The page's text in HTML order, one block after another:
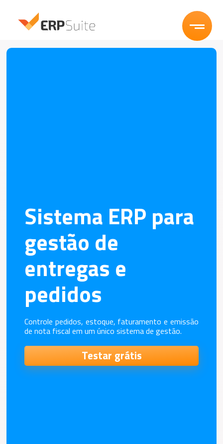
Funcionalidades
Sistema ERP para
gestão de
entregas e
pedidos
Controle pedidos, estoque, faturamento e emissão
de nota fiscal em um único sistema de gestão.
Testar grátis